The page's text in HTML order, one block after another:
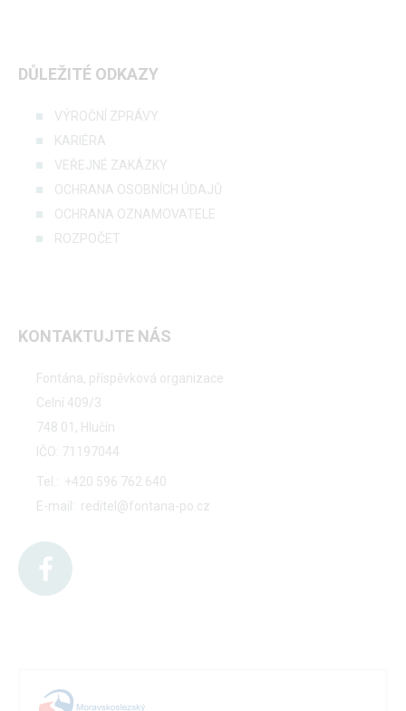
DŮLEŽITÉ ODKAZY
VÝROČNÍ ZPRÁVY
KARIÉRA
VEŘEJNÉ ZAKÁZKY
OCHRANA OSOBNÍCH ÚDAJŮ
OCHRANA OZNAMOVATELE
ROZPOČET
KONTAKTUJTE NÁS
Fontána, příspěvková organizace
Celní 409/3
748 01, Hlučín
IČO: 71197044
Tel.: +420 596 762 640
E-mail: reditel@fontana-po.cz